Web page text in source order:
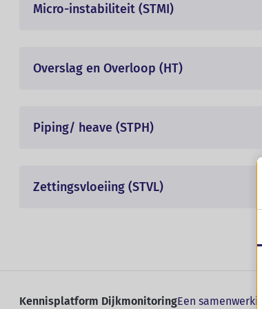
Micro-instabiliteit (STMI)
Overslag en Overloop (HT)
Piping/ heave (STPH)
Zettingsvloeiing (STVL)
Kennisplatform DijkmonitoringEen